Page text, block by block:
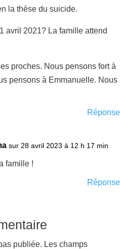
la thèse du suicide.
avril 2021? La famille attend
proches. Nous pensons fort à
pensons à Emmanuelle. Nous
Réponse
sur 28 avril 2023 à 12 h 17 min
famille !
Réponse
publiée. Les champs